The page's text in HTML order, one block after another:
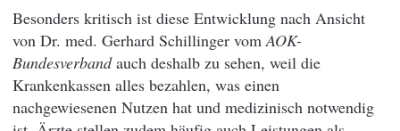
Besonders kritisch ist diese Entwicklung nach Ansicht
von Dr. med. Gerhard Schillinger vomAOK-
Bundesverbandauch deshalb zu sehen, weil die
Krankenkassen alles bezahlen, was einen
nachgewiesenen Nutzen hat und medizinisch notwendig